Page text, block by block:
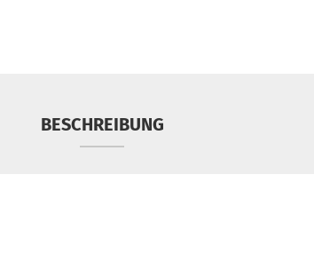
BESCHREIBUNG